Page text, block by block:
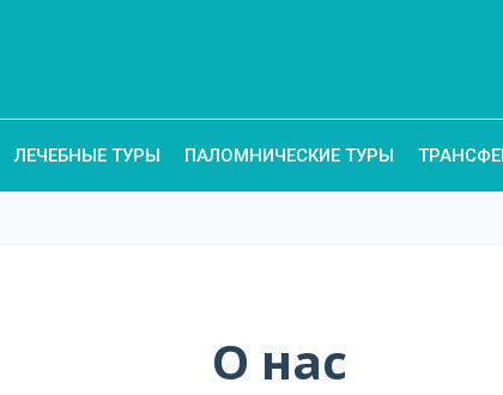
ЛЕЧЕБНЫЕ ТУРЫ ПАЛОМНИЧЕСКИЕ ТУРЫ
О нас